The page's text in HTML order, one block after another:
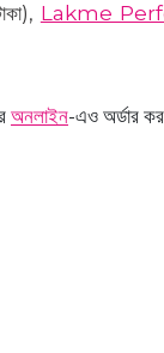
Lakme
অনলাইন-এও অর্ডার